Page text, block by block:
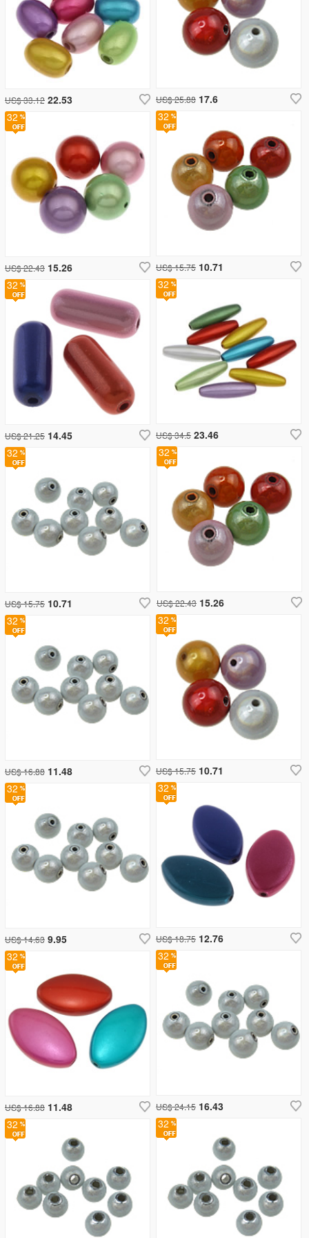
32
US$ 22.43 15.26
US$ 33.12 22.53
32
US$ 16.88 11.48
32
US$ 24.15 16.43
32
US$ 25.88 17.6
32
32
US$ 22.43 15.26
32
US$ 21.25 14.45
32
US$ 15.75 10.71
32
US$ 16.88 11.48
32
US$ 15.75 10.71
32
US$ 14.63 9.95
32
US$ 34.5 23.46
32
US$ 18.75 12.76
32
US$ 15.75 10.71